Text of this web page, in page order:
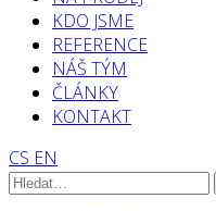
KDO JSME
REFERENCE
NÁŠ TÝM
ČLÁNKY
KONTAKT
CS EN